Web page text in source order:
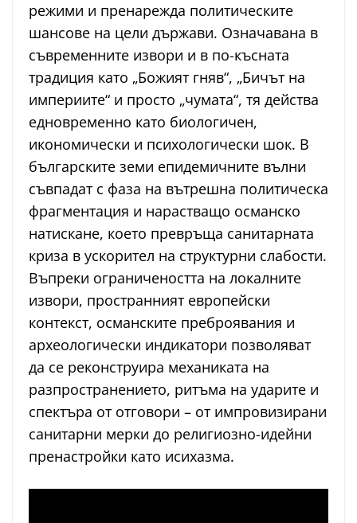
режими и пренарежда политическите
шансове на цели държави. Означавана в
съвременните извори и в по-късната
традиция като „Божият гняв“, „Бичът на
империите“ и просто „чумата“, тя действа
едновременно като биологичен,
икономически и психологически шок. В
българските земи епидемичните вълни
съвпадат с фаза на вътрешна политическа
фрагментация и нарастващо османско
натискане, което превръща санитарната
криза в ускорител на структурни слабости.
Въпреки ограничеността на локалните
извори, пространният европейски
контекст, османските преброявания и
археологически индикатори позволяват
да се реконструира механиката на
разпространението, ритъма на ударите и
спектъра от отговори – от импровизирани
санитарни мерки до религиозно-идейни
пренастройки като исихазма.